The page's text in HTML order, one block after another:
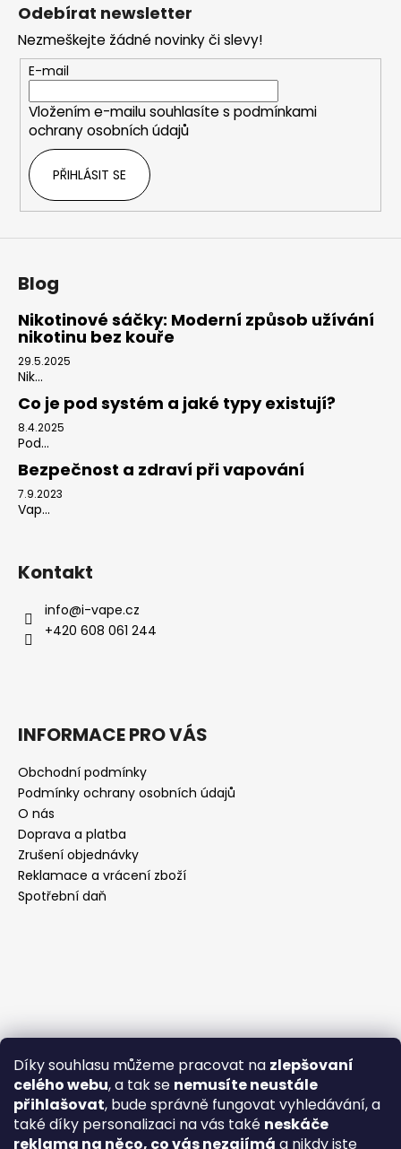
Díky souhlasu můžeme pracovat na zlepšovaní
celého webu, a tak se nemusíte neustále
přihlašovat, bude správně fungovat vyhledávání, a
také díky personalizaci na vás také neskáče
reklama na něco, co vás nezajímá a nikdy jste
Odebírat newsletter
Nezmeškejte žádné novinky či slevy!
E-mail
Vložením e-mailu souhlasíte s podmínkami
ochrany osobních údajů
PŘIHLÁSIT SE
Blog
Nikotinové sáčky: Moderní způsob užívání
nikotinu bez kouře
29.5.2025
Nik...
Co je pod systém a jaké typy existují?
8.4.2025
Pod...
Bezpečnost a zdraví při vapování
7.9.2023
Vap...
Kontakt
info@i-vape.cz
+420 608 061 244
INFORMACE PRO VÁS
Obchodní podmínky
Podmínky ochrany osobních údajů
O nás
Doprava a platba
Zrušení objednávky
Reklamace a vrácení zboží
Spotřební daň